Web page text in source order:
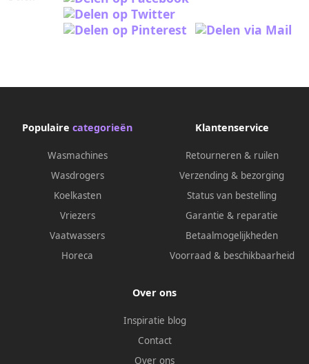
Populaire categorieën
Wasmachines
Wasdrogers
Koelkasten
Vriezers
Vaatwassers
Horeca
Klantenservice
Retourneren & ruilen
Verzending & bezorging
Status van bestelling
Garantie & reparatie
Betaalmogelijkheden
Voorraad & beschikbaarheid
Over ons
Inspiratie blog
Contact
Over ons